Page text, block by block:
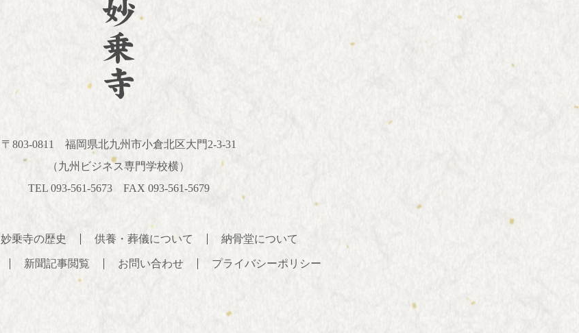
〒803-0811 福岡県北九州市小倉北区大門2-3-31
（九州ビジネス専門学校横）
TEL 093-561-5673 FAX 093-561-5679
妙乗寺の歴史 供養・葬儀について 納骨堂について
新聞記事閲覧 お問い合わせ プライバシーポリシー